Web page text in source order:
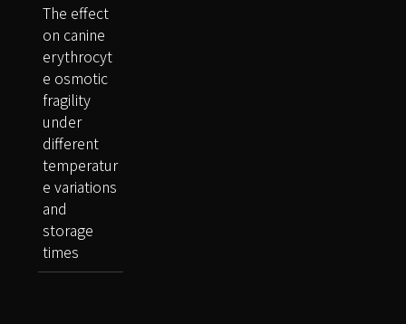
The effect
on canine
erythrocyt
e osmotic
fragility
under
different
temperatur
e variations
and
storage
times